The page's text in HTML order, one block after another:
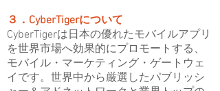
３．CyberTigerについて
CyberTigerは日本の優れたモバイルアプリ
を世界市場へ効果的にプロモートする、
モバイル・マーケティング・ゲートウェ
イです。世界中から厳選したパブリッシ